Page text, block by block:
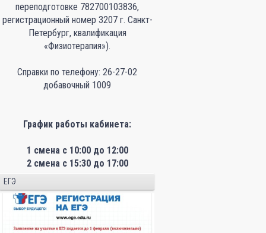
переподготовке 782700103836,
регистрационный номер 3207 г. Санкт-
Петербург, квалификация
«Физиотерапия»).
Справки по телефону: 26-27-02
добавочный 1009
График работы кабинета:
1 смена с 10:00 до 12:00
2 смена с 15:30 до 17:00
ЕГЭ